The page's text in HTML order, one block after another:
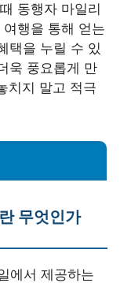
동행자 마일리
행을 통해 얻는
택을 누릴 수 있
욱 풍요롭게 만
치지 말고 적극
무엇인가
에서 제공하는